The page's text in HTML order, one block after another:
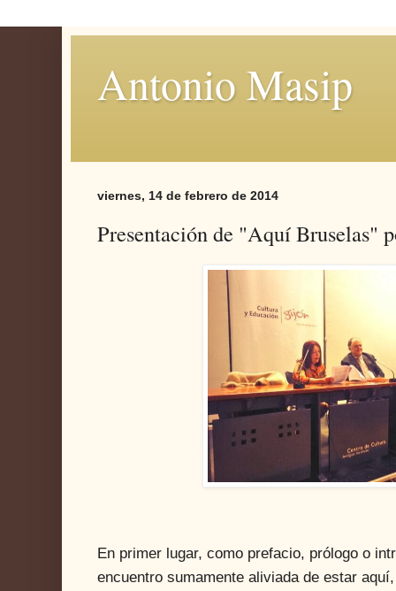
Antonio Masip
viernes, 14 de febrero de 2014
Presentación de "Aquí Bruselas"
En primer lugar, como prefacio, prólogo o
encuentro sumamente aliviada de estar